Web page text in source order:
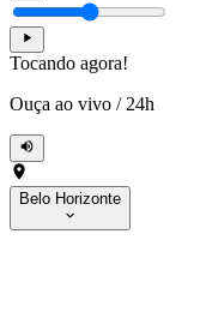
Tocando agora!
Ouça ao vivo / 24h
Belo Horizonte